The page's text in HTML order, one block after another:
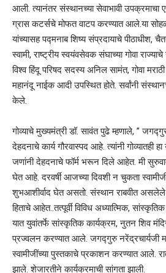
आली. त्यानंतर संस्थानच्या सेवाभावी
ग्रास कटर्सचे मोफत वाटप करण्यात आले.या
यांच्यासह पद्मनाब शिष्य संप्रदायाचे पीठाधीश,
स्वामी, राष्ट्रीय स्वयंवसेवक संघाच्या गोवा
विश्व हिंदू परिषद सदस्य अनिल सामंत, गोवा
महानंदू नाईक आदी उपस्थित होते. सर्वांनी
केले.
गोव्याचे मुख्यमंत्री डॉ. सावंत पुढे म्हणाले, ”
देहदनाचे कार्य गौरवास्पद आहे. त्यांनी
जणांनी देहदनाचे फॉर्म भरून दिले आहेत. मी
घेत आहे. दरवर्षी आजच्या दिवशी न चुकता
शुभआशीर्वाद घेत असतो. संस्थान राबवीत
हिताचे आहेत..तत्पूर्वी विविध अध्यात्मिक,
यात युवांतर्फे सांस्कृतिक कार्यक्रम, नुतन शिव
प्रज्वलन करण्यात आले. जगद्गुरु नरेंद्रचार्यजी
स्वामीजींच्या पुस्तकाचे प्रकाशन करण्यात आले.
झाले. शेजारतीने कार्यक्रमाची सांगता झाली.